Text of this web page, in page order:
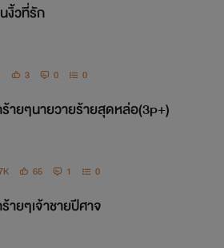
งิ้วที่รัก
3 0 0
ายๆนายวายร้ายสุดหล่อ(3p+)
65 1 0
ายๆเจ้าชายปีศาจ